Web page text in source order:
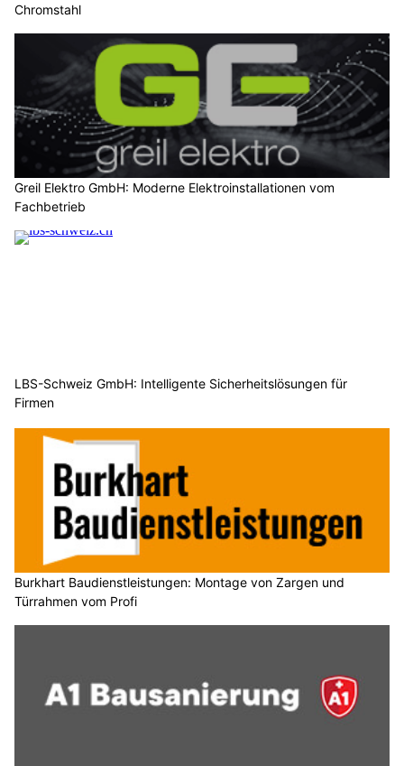
Chromstahl
Greil Elektro GmbH: Moderne Elektroinstallationen vom
Fachbetrieb
LBS-Schweiz GmbH: Intelligente Sicherheitslösungen für
Firmen
Burkhart Baudienstleistungen: Montage von Zargen und
Türrahmen vom Profi